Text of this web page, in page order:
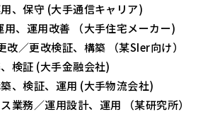
、保守 (大手通信キャリア)
、運用改善 （大手住宅メーカー)
／更改検証、構築 （某SIer向け）
検証 (大手金融会社)
、検証、運用 (大手物流会社)
務／運用設計、運用 （某研究所）